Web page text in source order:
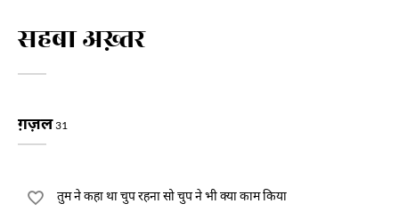
सहबा अख़्तर
ग़ज़ल31
तुम ने कहा था चुप रहना सो चुप ने भी क्या काम किया